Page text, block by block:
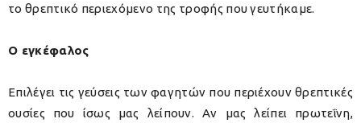
το θρεπτικό περιεχόμενο της τροφής που γευτήκαμε.
Ο εγκέφαλος
Επιλέγει τις γεύσεις των φαγητών που περιέχουν θρεπτικές
ουσίες που ίσως μας λείπουν. Αν μας λείπει πρωτεΐνη,